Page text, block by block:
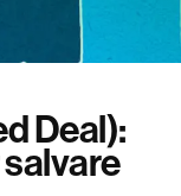
Deal):
salvare